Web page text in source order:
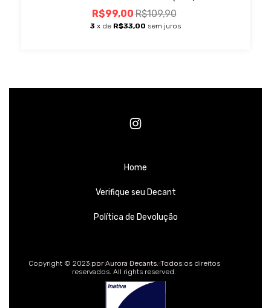
[DECANT]
R$99,00R$109,90
3 x de R$33,00 sem juros
Home
Verifique seu Decant
Política de Devolução
Todos os direitos reservados.